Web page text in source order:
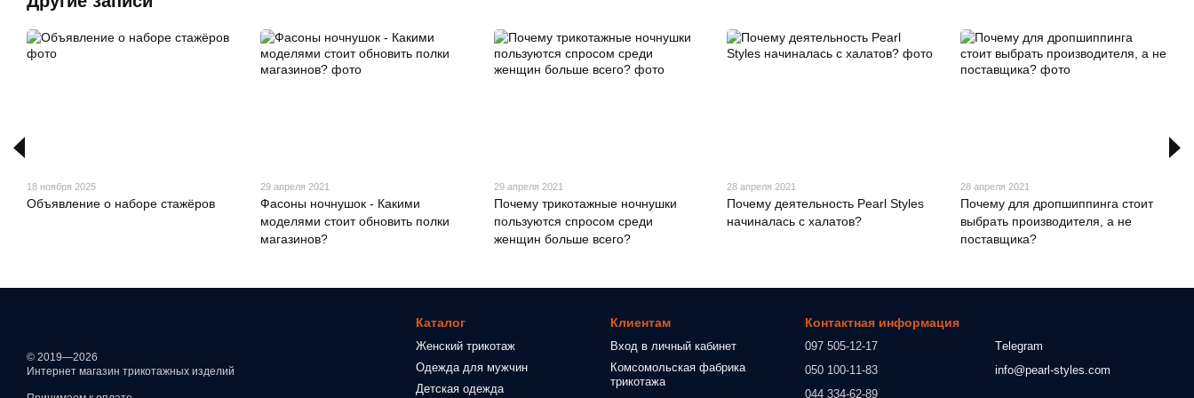
18 ноября 2025
Объявление о наборе стажёров
29 апреля 2021
Фасоны ночнушок - Какими
моделями стоит обновить полки
магазинов?
29 апреля 2021
Почему трикотажные ночнушки
пользуются спросом среди
женщин больше всего?
28 апреля 2021
Почему деятельность Pearl Styles
начиналась с халатов?
28 апреля 2021
Почему для дропшиппинга стоит
выбрать производителя, а не
поставщика?
© 2019—2026
Интернет магазин трикотажных изделий
Каталог
Женский трикотаж
Одежда для мужчин
Детская одежда
Клиентам
Вход в личный кабинет
Комсомольская фабрика
трикотажа
Контактная информация
097 505-12-17
050 100-11-83
044 334-62-89
Тelegram
info@pearl-styles.com